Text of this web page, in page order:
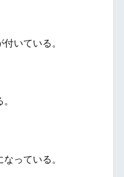
いている。
っている。